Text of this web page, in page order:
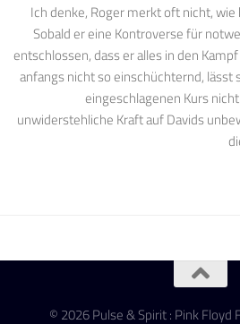
Ich denke, Roger merkt oft nicht,
Sobald er eine Kontroverse für
entschlossen, dass er alles in den
anfangs nicht so einschüchternd, lässt
eingeschlagenen Kurs
unwiderstehliche Kraft auf Davids
© 2026 Pulse & Spirit : Pink Floyd